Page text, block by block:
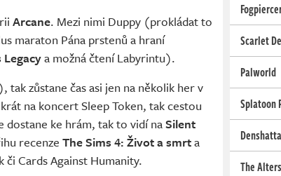
Arcane. Mezi nimi Duppy (prokládat to
maraton Pána prstenů a hraní
a možná čtení Labyrintu).
zůstane čas asi jen na několik her v
na koncert Sleep Token, tak cestou
dostane ke hrám, tak to vidí naSilent
recenze The Sims 4: Život a smrta
Cards Against Humanity.
Scarlet
Palworld
Splatoon
The